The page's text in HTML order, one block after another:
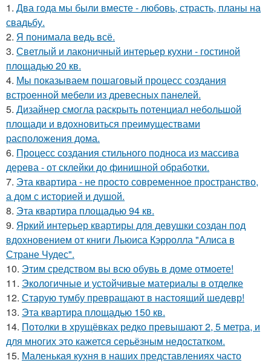
1. Два года мы были вместе - любовь, страсть, планы на
свадьбу.
2. Я понимала ведь всё.
3. Светлый и лаконичный интерьер кухни - гостиной
площадью 20 кв.
4. Мы показываем пошаговый процесс создания
встроенной мебели из древесных панелей.
5. Дизайнер смогла раскрыть потенциал небольшой
площади и вдохновиться преимуществами
расположения дома.
6. Процесс создания стильного подноса из массива
дерева - от склейки до финишной обработки.
7. Эта квартира - не просто современное пространство,
а дом с историей и душой.
8. Эта квартира площадью 94 кв.
9. Яркий интерьер квартиры для девушки создан под
вдохновением от книги Льюиса Кэрролла "Алиса в
Стране Чудес".
10. Этим средством вы всю обувь в доме отмоете!
11. Экологичные и устойчивые материалы в отделке
12. Старую тумбу превращают в настоящий шедевр!
13. Эта квартира площадью 150 кв.
14. Потолки в хрущёвках редко превышают 2, 5 метра, и
для многих это кажется серьёзным недостатком.
15. Маленькая кухня в наших представлениях часто